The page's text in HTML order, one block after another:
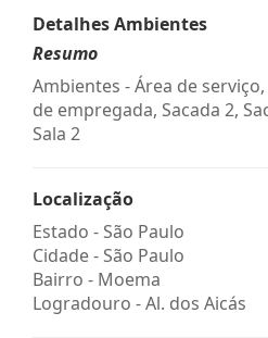
Detalhes Ambientes
Resumo
Ambientes - Área de
de empregada, Sacada 2,
Sala 2
Localização
Estado -São Paulo
Cidade -São Paulo
Bairro - Moema
Logradouro -Al. dos Aicás